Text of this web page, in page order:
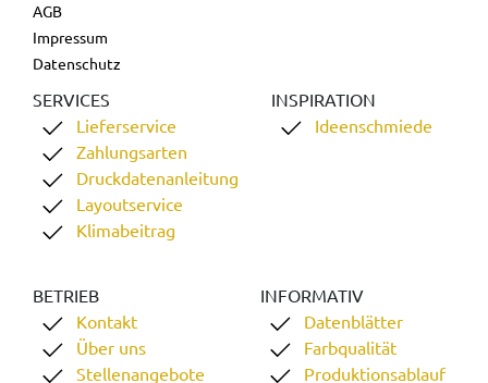
AGB
Impressum
Datenschutz
SERVICES
Lieferservice
Zahlungsarten
Druckdatenanleitung
Layoutservice
Klimabeitrag
INSPIRATION
Ideenschmiede
BETRIEB
Kontakt
Über uns
Stellenangebote
INFORMATIV
Datenblätter
Farbqualität
Produktionsablauf